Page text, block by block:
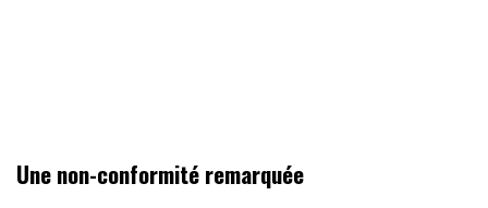
Une non-conformité remarquée